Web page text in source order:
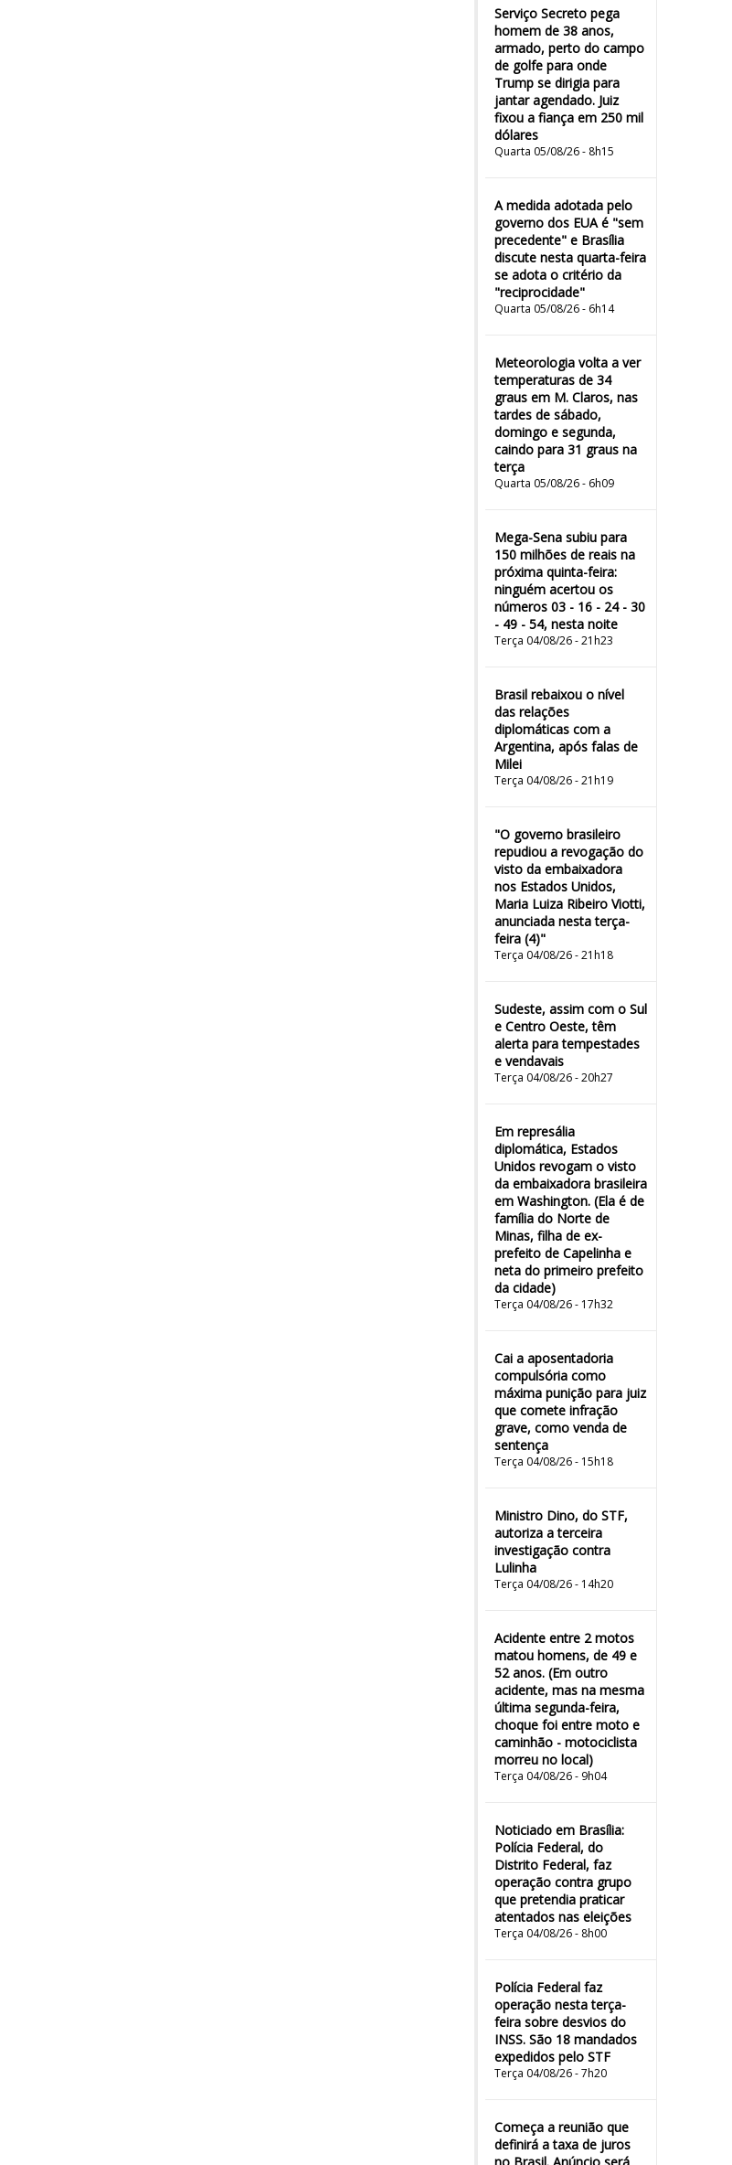
Serviço Secreto pega
homem de 38 anos,
armado, perto do campo
de golfe para onde
Trump se dirigia para
jantar agendado. Juiz
fixou a fiança em 250 mil
dólares
Quarta 05/08/26 - 8h15
A medida adotada pelo
governo dos EUA é "sem
precedente" e Brasília
discute nesta quarta-feira
se adota o critério da
"reciprocidade"
Quarta 05/08/26 - 6h14
Meteorologia volta a ver
temperaturas de 34
graus em M. Claros, nas
tardes de sábado,
domingo e segunda,
caindo para 31 graus na
terça
Quarta 05/08/26 - 6h09
Mega-Sena subiu para
150 milhões de reais na
próxima quinta-feira:
ninguém acertou os
números 03 - 16 - 24 - 30
- 49 - 54, nesta noite
Terça 04/08/26 - 21h23
Brasil rebaixou o nível
das relações
diplomáticas com a
Argentina, após falas de
Milei
Terça 04/08/26 - 21h19
"O governo brasileiro
repudiou a revogação do
visto da embaixadora
nos Estados Unidos,
Maria Luiza Ribeiro Viotti,
anunciada nesta terça-
feira (4)"
Terça 04/08/26 - 21h18
Sudeste, assim com o Sul
e Centro Oeste, têm
alerta para tempestades
e vendavais
Terça 04/08/26 - 20h27
Em represália
diplomática, Estados
Unidos revogam o visto
da embaixadora brasileira
em Washington. (Ela é de
família do Norte de
Minas, filha de ex-
prefeito de Capelinha e
neta do primeiro prefeito
da cidade)
Terça 04/08/26 - 17h32
Cai a aposentadoria
compulsória como
máxima punição para juiz
que comete infração
grave, como venda de
sentença
Terça 04/08/26 - 15h18
Ministro Dino, do STF,
autoriza a terceira
investigação contra
Lulinha
Terça 04/08/26 - 14h20
Acidente entre 2 motos
matou homens, de 49 e
52 anos. (Em outro
acidente, mas na mesma
última segunda-feira,
choque foi entre moto e
caminhão - motociclista
morreu no local)
Terça 04/08/26 - 9h04
Noticiado em Brasília:
Polícia Federal, do
Distrito Federal, faz
operação contra grupo
que pretendia praticar
atentados nas eleições
Terça 04/08/26 - 8h00
Polícia Federal faz
operação nesta terça-
feira sobre desvios do
INSS. São 18 mandados
expedidos pelo STF
Terça 04/08/26 - 7h20
Começa a reunião que
definirá a taxa de juros